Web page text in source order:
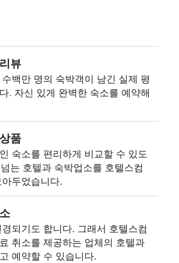
뷰
백만 명의 숙박객이 남긴 실제 평
. 자신 있게 완벽한 숙소를 예약해
품
숙소를 편리하게 비교할 수 있도
는 호텔과 숙박업소를 호텔스컴
두었습니다.
되기도 합니다. ​그래서 호텔스컴
취소를 제공하는 업체의 호텔과
예약할 수 있습니다.